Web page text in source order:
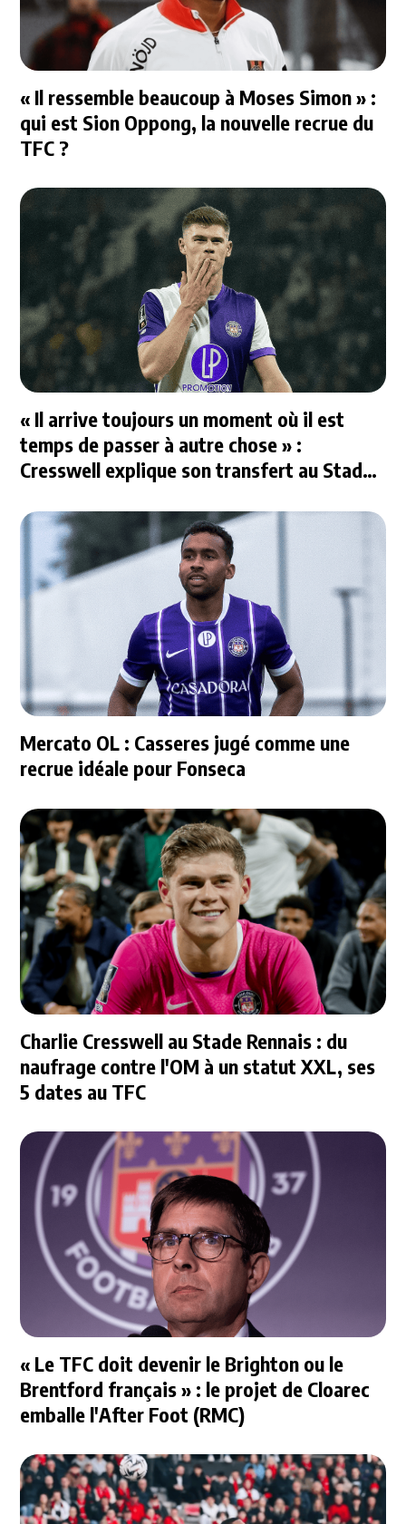
« Il ressemble beaucoup à Moses Simon » :
qui est Sion Oppong, la nouvelle recrue du
TFC ?
« Il arrive toujours un moment où il est
temps de passer à autre chose » :
Cresswell explique son transfert au Stade
Mercato OL : Casseres jugé comme une
recrue idéale pour Fonseca
Charlie Cresswell au Stade Rennais : du
naufrage contre l'OM à un statut XXL, ses
5 dates au TFC
« Le TFC doit devenir le Brighton ou le
Brentford français » : le projet de Cloarec
emballe l'After Foot (RMC)